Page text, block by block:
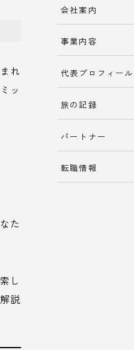
れ
ッ
た
し
説
会社案内
事業内容
代表プロフィール
旅の記録
パートナー
転職情報